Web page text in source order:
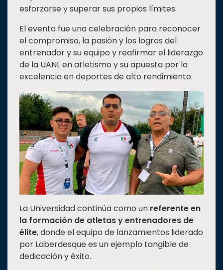
esforzarse y superar sus propios límites.
El evento fue una celebración para reconocer
el compromiso, la pasión y los logros del
entrenador y su equipo y reafirmar el liderazgo
de la UANL en atletismo y su apuesta por la
excelencia en deportes de alto rendimiento.
La Universidad continúa como un referente en
la formación de atletas y entrenadores de
élite, donde el equipo de lanzamientos liderado
por Laberdesque es un ejemplo tangible de
dedicación y éxito.